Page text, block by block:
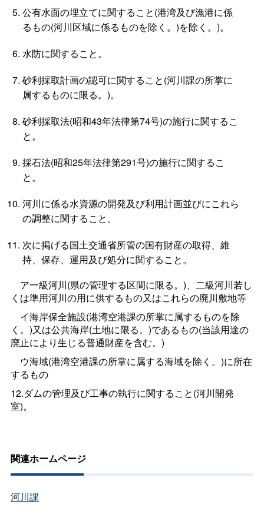
公有水面の埋立てに関すること(港湾及び漁港に係
るもの(河川区域に係るものを除く。)を除く。)。
水防に関すること。
砂利採取計画の認可に関すること(河川課の所掌に
属するものに限る。)。
砂利採取法(昭和43年法律第74号)の施行に関するこ
と。
採石法(昭和25年法律第291号)の施行に関するこ
と。
河川に係る水資源の開発及び利用計画並びにこれら
の調整に関すること。
次に掲げる国土交通省所管の国有財産の取得、維
持、保存、運用及び処分に関すること。
ア一級河川(県の管理する区間に限る。)、二級河川若し
くは準用河川の用に供するもの又はこれらの廃川敷地等
イ海岸保全施設(港湾空港課の所掌に属するものを除
く。)又は公共海岸(土地に限る。)であるもの(当該用途の
廃止により生じる普通財産を含む。)
ウ海域(港湾空港課の所掌に属する海域を除く。)に所在
するもの
12.ダムの管理及び工事の執行に関すること(河川開発
室)。
関連ホームページ
河川課